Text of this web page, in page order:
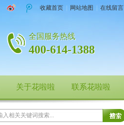
收藏首页 网站地图 在线留言
全国服务热线
400-614-1388
关于花啦啦 联系花啦啦